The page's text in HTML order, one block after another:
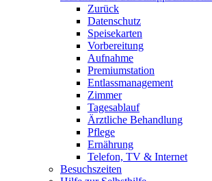
Zurück
Datenschutz
Speisekarten
Vorbereitung
Aufnahme
Premiumstation
Entlassmanagement
Zimmer
Tagesablauf
Ärztliche Behandlung
Pflege
Ernährung
Telefon, TV & Internet
Besuchszeiten